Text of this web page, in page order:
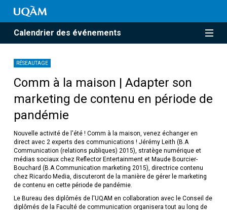
Calendrier des événements
RÉSEAUTAGE
Comm à la maison | Adapter son
marketing de contenu en période de
pandémie
Nouvelle activité de l'été ! Comm à la maison, venez échanger en
direct avec 2 experts des communications ! Jérémy Leith (B.A
Communication (relations publiques) 2015), stratège numérique et
médias sociaux chez Reflector Entertainment et Maude Bourcier-
Bouchard (B.A Communication marketing 2015), directrice contenu
chez Ricardo Media, discuteront de la manière de gérer le marketing
de contenu en cette période de pandémie.
Le Bureau des diplômés de l'UQAM en collaboration avec le Conseil de
diplômés de la Faculté de communication organisera tout au long de